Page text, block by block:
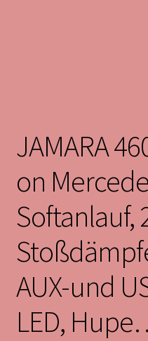
JAMARA
on
Softanlauf,
AUX-und
LED,